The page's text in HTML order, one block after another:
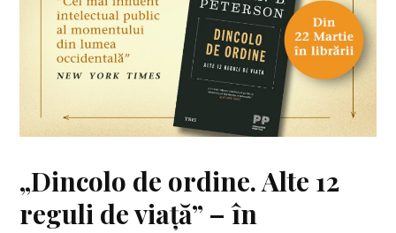
„Dincolo de ordine. Alte 12
reguli de viață” – în